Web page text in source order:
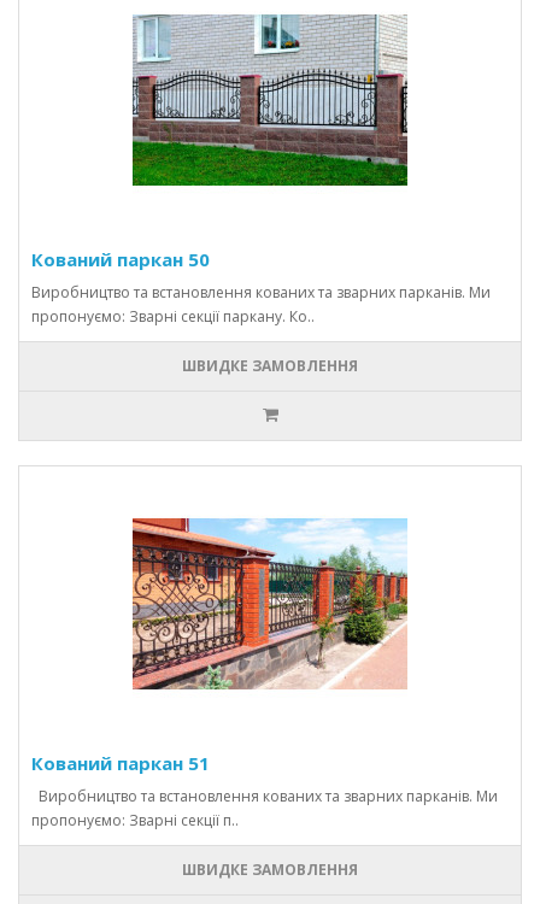
Кований паркан 50
Виробництво та встановлення кованих та зварних парканів. Ми
пропонуємо: Зварні секції паркану. Ко..
ШВИДКЕ ЗАМОВЛЕННЯ
Кований паркан 51
Виробництво та встановлення кованих та зварних парканів. Ми
пропонуємо: Зварні секції п..
ШВИДКЕ ЗАМОВЛЕННЯ